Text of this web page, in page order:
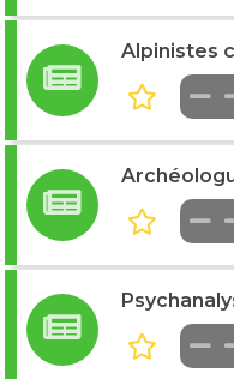
Alpinistes